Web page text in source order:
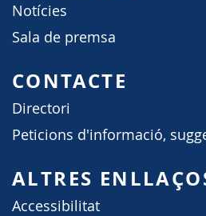
Notícies
Sala de premsa
CONTACTE
Directori
Peticions d'informació,
ALTRES
Accessibilitat